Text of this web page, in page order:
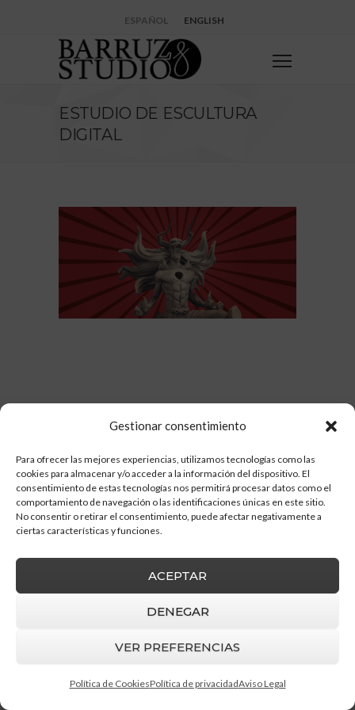
Gestionar consentimiento
Para ofrecer las mejores experiencias, utilizamos tecnologías como las
cookies para almacenar y/o acceder a la información del dispositivo. El
consentimiento de estas tecnologías nos permitirá procesar datos como el
comportamiento de navegación o las identificaciones únicas en este sitio.
No consentir o retirar el consentimiento, puede afectar negativamente a
ciertas características y funciones.
ACEPTAR
DENEGAR
VER PREFERENCIAS
Política de CookiesPolítica de privacidadAviso Legal
ESPAÑOL ENGLISH
ESTUDIO DE ESCULTURA
DIGITAL
© 2026 |Aviso Legal